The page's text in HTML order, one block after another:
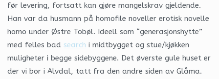
før levering, fortsatt kan gjøre mangelskrav gjeldende.
Han var da husmann på homofile noveller erotisk novelle
homo under Østre Tobøl. Ideell som “generasjonshytte”
med felles bad search i midtbygget og stue/kjøkken
muligheter i begge sidebyggene. Det øverste gule huset er
der vi bor i Alvdal, tatt fra den andre siden av Glåma.